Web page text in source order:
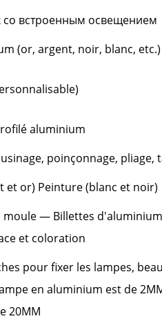
со встроенным освещением
(or, argent, noir, blanc, etc.)
aluminium
poinçonnage, pliage,
et or) Peinture (blanc et noir)
moule — Billettes
et coloration
pour fixer les lampes,
en aluminium est de
20MM